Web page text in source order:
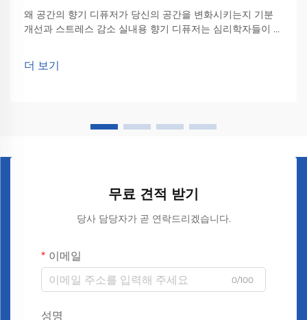
왜 공간의 향기 디퓨저가 당신의 공간을 변화시키는지 기분
개선과 스트레스 감소 실내용 향기 디퓨저는 심리학자들이 냄
다. 라벤더 향을 맡아보는 사람들은...
더 보기
무료 견적 받기
당사 담당자가 곧 연락드리겠습니다.
이메일
0/100
성명